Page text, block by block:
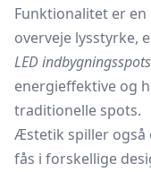
Funktionalitet er
overveje lysstyrke,
LED indbygningsspots
energieffektive og
traditionelle spots.
Æstetik spiller også
fås i forskellige